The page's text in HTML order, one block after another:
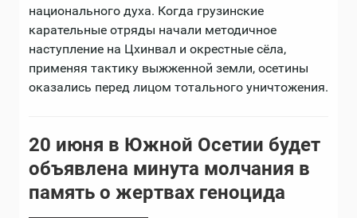
национального духа. Когда грузинские
карательные отряды начали методичное
наступление на Цхинвал и окрестные сёла,
применяя тактику выжженной земли, осетины
оказались перед лицом тотального уничтожения.
20 июня в Южной Осетии будет
объявлена минута молчания в
память о жертвах геноцида